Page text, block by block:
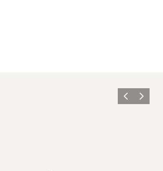
ForrigeNæste